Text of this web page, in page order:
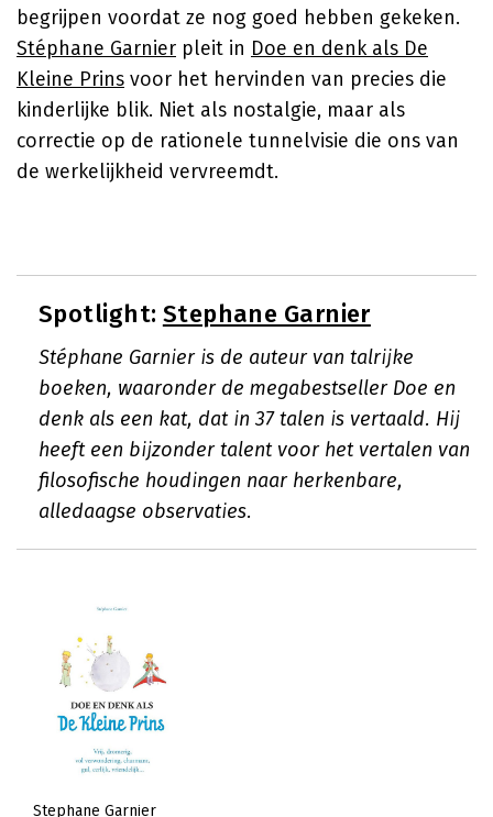
begrijpen voordat ze nog goed hebben gekeken.
Stéphane Garnier pleit in Doe en denk als De
Kleine Prins voor het hervinden van precies die
kinderlijke blik. Niet als nostalgie, maar als
correctie op de rationele tunnelvisie die ons van
de werkelijkheid vervreemdt.
Spotlight: Stephane Garnier
Stéphane Garnier is de auteur van talrijke
boeken, waaronder de megabestseller Doe en
denk als een kat, dat in 37 talen is vertaald. Hij
heeft een bijzonder talent voor het vertalen van
filosofische houdingen naar herkenbare,
alledaagse observaties.
Stephane Garnier